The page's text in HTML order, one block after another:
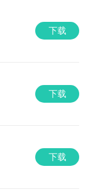
下载
下载
下载